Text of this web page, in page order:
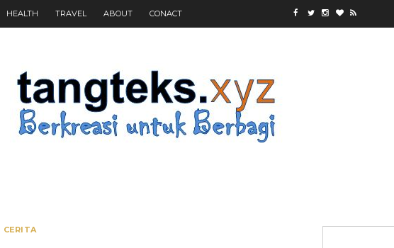
HEALTH TRAVEL ABOUT CONACT
CERITA